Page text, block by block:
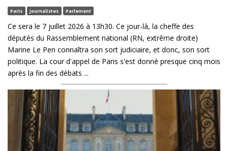
Paris journalistes Parlement
Ce sera le 7 juillet 2026 à 13h30. Ce jour-là, la cheffe des
députés du Rassemblement national (RN, extrême droite)
Marine Le Pen connaîtra son sort judiciaire, et donc, son sort
politique. La cour d'appel de Paris s'est donné presque cinq mois
après la fin des débats ...